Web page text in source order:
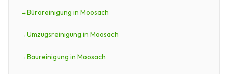
Büroreinigung in Moosach
Umzugsreinigung in Moosach
Baureinigung in Moosach